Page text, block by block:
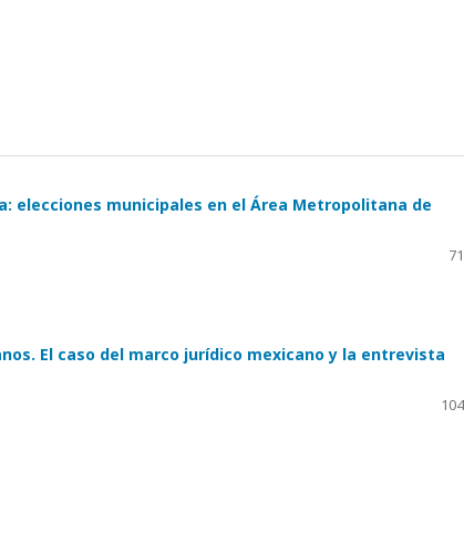
elecciones municipales en el Área Metropolitana de
El caso del marco jurídico mexicano y la entrevista